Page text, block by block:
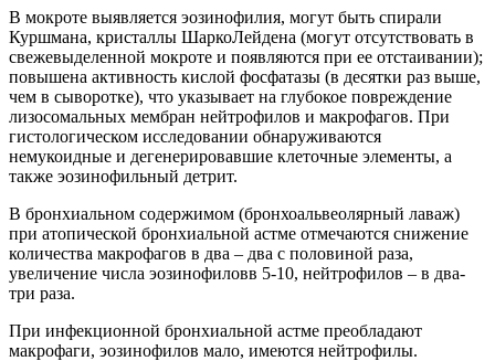
В мокроте выявляется эозинофилия, могут быть спирали
Куршмана, кристаллы ШаркоЛейдена (могут отсутствовать в
свежевыделенной мокроте и появляются при ее отстаивании);
повышена активность кислой фосфатазы (в десятки раз выше,
чем в сыворотке), что указывает на глубокое повреждение
лизосомальных мембран нейтрофилов и макрофагов. При
гистологическом исследовании обнаруживаются
немукоидные и дегенерировавшие клеточные элементы, а
также эозинофильный детрит.
В бронхиальном содержимом (бронхоальвеолярный лаваж)
при атопической бронхиальной астме отмечаются снижение
количества макрофагов в два – два с половиной раза,
увеличение числа эозинофиловв 5-10, нейтрофилов – в два-
три раза.
При инфекционной бронхиальной астме преобладают
макрофаги, эозинофилов мало, имеются нейтрофилы.